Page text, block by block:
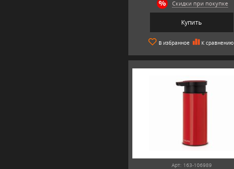
Скидки при покупке
Купить
В избранное К сравнению
Арт: 163-106989